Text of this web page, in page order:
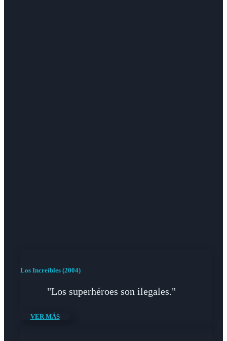
Los Increíbles (2004)
"Los superhéroes son ilegales."
VER MÁS